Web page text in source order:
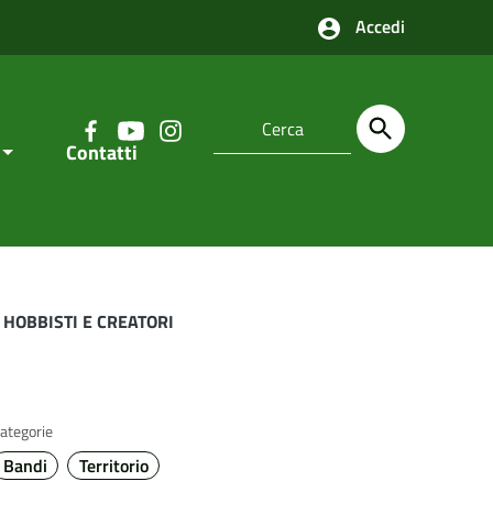
Accedi
Contatti
E CREATORI
Bandi Territorio